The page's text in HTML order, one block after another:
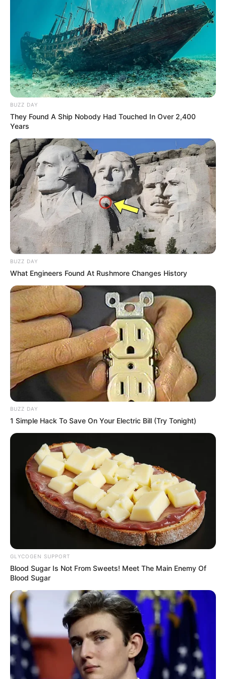
Les partants en lice pour la victoire au
Tiercé Quinté du jour
1 BEAU DINO
2 AUTHOBELLO
3 SOIE DE COEUR
4 WORTH IT
5 TOUGH TIMES
6 MISTER CHICK
7 ANOTHER WORLD
9 KRANEUR
10 KIMLEEN ST ELOI
11 SIR LOUIS
12 JARDIN D’EOLE
13 MACCARELLU
14 KALLIA
15 CI PPO RA
BUZZ DAY
They Found A Ship Nobody Had Touched In Over 2,400
Years
BUZZ DAY
What Engineers Found At Rushmore Changes History
BUZZ DAY
1 Simple Hack To Save On Your Electric Bill (Try Tonight)
GLYCOGEN SUPPORT
Blood Sugar Is Not From Sweets! Meet The Main Enemy Of
Blood Sugar